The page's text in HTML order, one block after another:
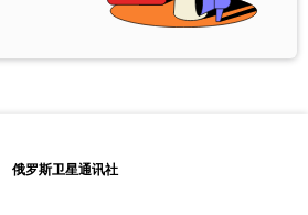
俄罗斯卫星通讯社